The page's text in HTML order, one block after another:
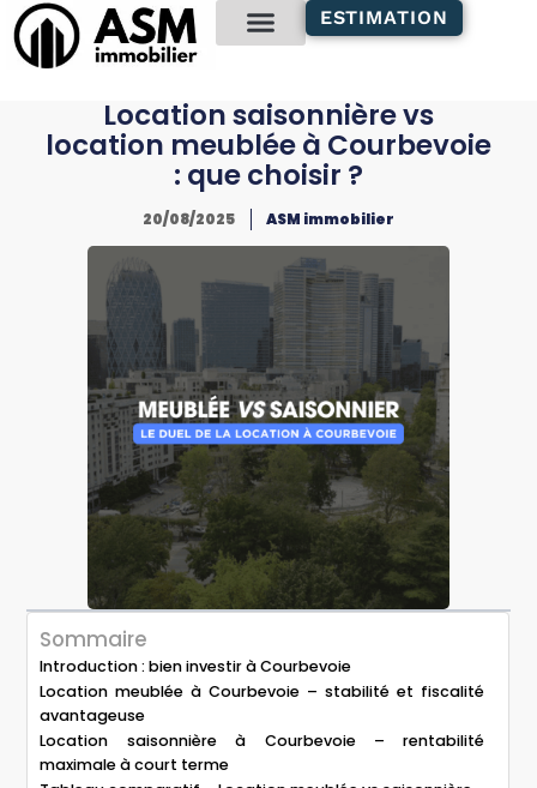
principal
ESTIMATION
Location saisonnière vs
location meublée à Courbevoie
: que choisir ?
20/08/2025 ASM immobilier
Sommaire
Introduction : bien investir à Courbevoie
Location meublée à Courbevoie – stabilité et fiscalité
avantageuse
Location saisonnière à Courbevoie – rentabilité
maximale à court terme